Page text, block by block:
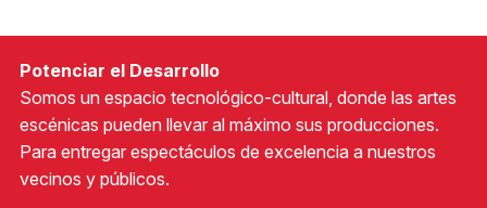
Potenciar el Desarrollo
Somos un espacio tecnológico-cultural, donde las artes
escénicas pueden llevar al máximo sus producciones.
Para entregar espectáculos de excelencia a nuestros
vecinos y públicos.